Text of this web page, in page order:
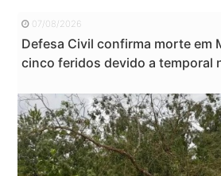
07/08/2026
Defesa Civil confirma morte em
cinco feridos devido a temporal